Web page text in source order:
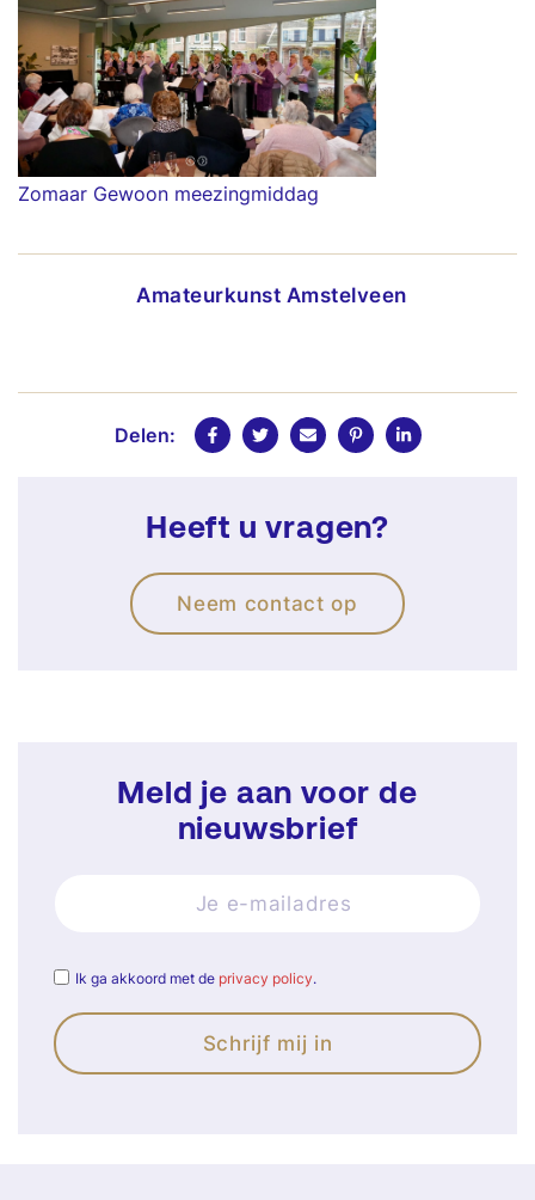
Zomaar Gewoon meezingmiddag
Amateurkunst Amstelveen
Delen:
Heeft u vragen?
Neem contact op
Meld je aan voor de
nieuwsbrief
Ik ga akkoord met de privacy policy.